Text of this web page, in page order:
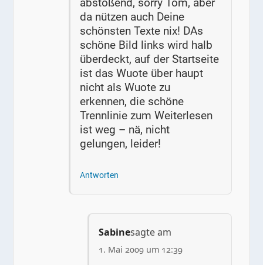
da nützen auch Deine
schönsten Texte nix! DAs
schöne Bild links wird halb
überdeckt, auf der Startseite
ist das Wuote über haupt
nicht als Wuote zu
erkennen, die schöne
Trennlinie zum Weiterlesen
ist weg – nä, nicht
gelungen, leider!
Antworten
Sabinesagte am
1. Mai 2009 um 12:39